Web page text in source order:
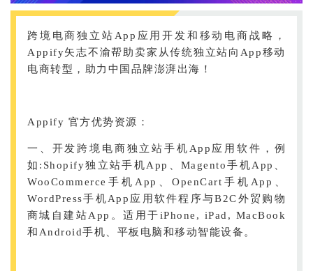
跨境电商独立站App应用开发和移动电商战略，
Appify矢志不渝帮助卖家从传统独立站向App移动
电商转型，助力中国品牌澎湃出海！
Appify 官方优势资源：
一、开发跨境电商独立站手机App应用软件，例
如:Shopify独立站手机App、Magento手机App、
WooCommerce手机App、OpenCart手机App、
WordPress手机App应用软件程序与B2C外贸购物
商城自建站App。适用于iPhone, iPad, MacBook
和Android手机、平板电脑和移动智能设备。